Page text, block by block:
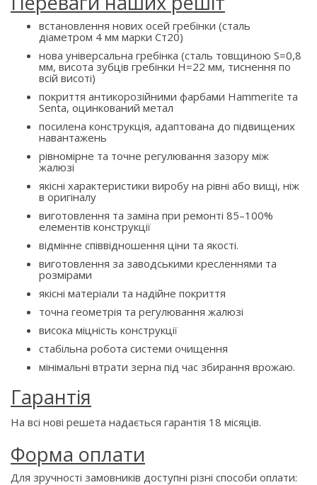
встановлення нових осей гребінки (сталь
діаметром 4 мм марки Ст20)
нова універсальна гребінка (сталь товщиною S=0,8
мм, висота зубців гребінки H=22 мм, тиснення по
всій висоті)
покриття антикорозійними фарбами Hammerite та
Senta, оцинкований метал
посилена конструкція, адаптована до підвищених
навантажень
рівномірне та точне регулювання зазору між
жалюзі
якісні характеристики виробу на рівні або вищі, ніж
в оригіналу
виготовлення та заміна при ремонті 85–100%
елементів конструкції
відмінне співвідношення ціни та якості.
виготовлення за заводськими кресленнями та
розмірами
якісні матеріали та надійне покриття
точна геометрія та регулювання жалюзі
висока міцність конструкції
стабільна робота системи очищення
мінімальні втрати зерна під час збирання врожаю.
Гарантія
На всі нові решета надається гарантія 18 місяців.
Форма оплати
Для зручності замовників доступні різні способи оплати: